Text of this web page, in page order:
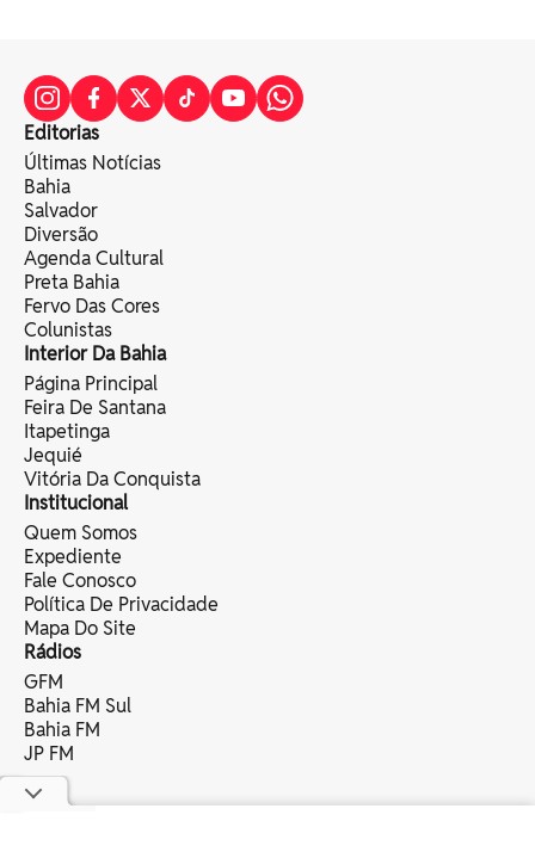
Editorias
Últimas Notícias
Bahia
Salvador
Diversão
Agenda Cultural
Preta Bahia
Fervo Das Cores
Colunistas
Interior Da Bahia
Página Principal
Feira De Santana
Itapetinga
Jequié
Vitória Da Conquista
Institucional
Quem Somos
Expediente
Fale Conosco
Política De Privacidade
Mapa Do Site
Rádios
GFM
Bahia FM Sul
Bahia FM
JP FM